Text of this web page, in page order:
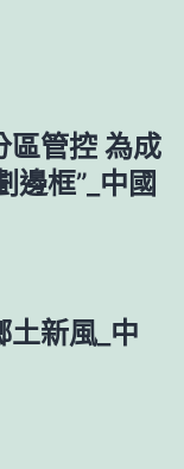
區管控 為成
邊框”_中國
土新風_中